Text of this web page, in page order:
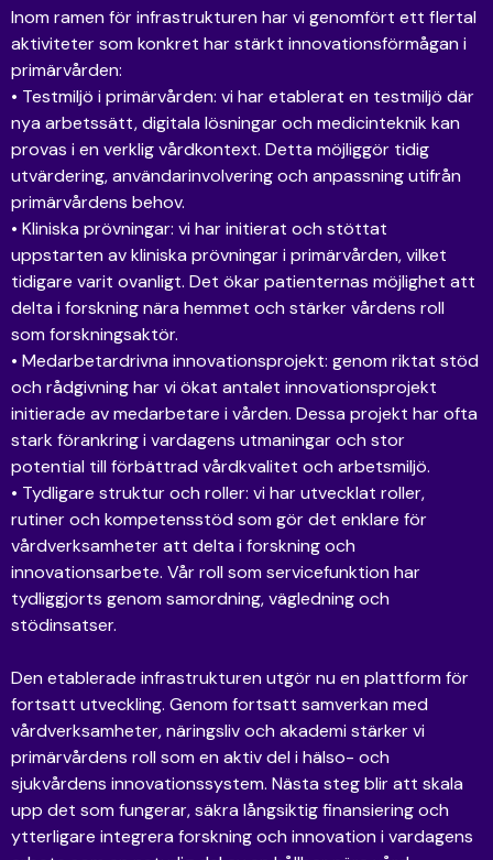
Inom ramen för infrastrukturen har vi genomfört ett flertal
aktiviteter som konkret har stärkt innovationsförmågan i
primärvården:
• Testmiljö i primärvården: vi har etablerat en testmiljö där
nya arbetssätt, digitala lösningar och medicinteknik kan
provas i en verklig vårdkontext. Detta möjliggör tidig
utvärdering, användarinvolvering och anpassning utifrån
primärvårdens behov.
• Kliniska prövningar: vi har initierat och stöttat
uppstarten av kliniska prövningar i primärvården, vilket
tidigare varit ovanligt. Det ökar patienternas möjlighet att
delta i forskning nära hemmet och stärker vårdens roll
som forskningsaktör.
• Medarbetardrivna innovationsprojekt: genom riktat stöd
och rådgivning har vi ökat antalet innovationsprojekt
initierade av medarbetare i vården. Dessa projekt har ofta
stark förankring i vardagens utmaningar och stor
potential till förbättrad vårdkvalitet och arbetsmiljö.
• Tydligare struktur och roller: vi har utvecklat roller,
rutiner och kompetensstöd som gör det enklare för
vårdverksamheter att delta i forskning och
innovationsarbete. Vår roll som servicefunktion har
tydliggjorts genom samordning, vägledning och
stödinsatser.
Den etablerade infrastrukturen utgör nu en plattform för
fortsatt utveckling. Genom fortsatt samverkan med
vårdverksamheter, näringsliv och akademi stärker vi
primärvårdens roll som en aktiv del i hälso- och
sjukvårdens innovationssystem. Nästa steg blir att skala
upp det som fungerar, säkra långsiktig finansiering och
ytterligare integrera forskning och innovation i vardagens